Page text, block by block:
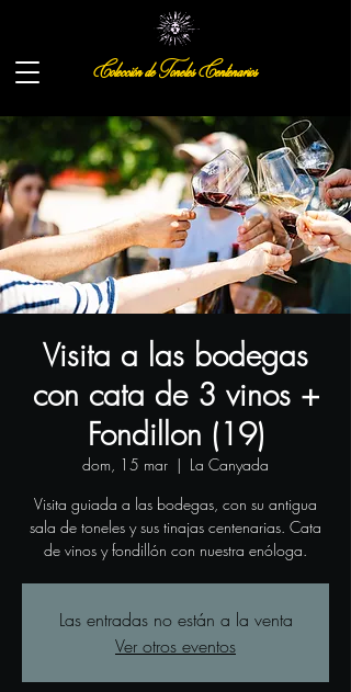
Colección de Toneles Centenarios
Visita a las bodegas
con cata de 3 vinos +
Fondillon (19)
dom, 15 mar
  |
La Canyada
Visita guiada a las bodegas, con su antigua
sala de toneles y sus tinajas centenarias. Cata
de vinos y fondillón con nuestra enóloga.
Las entradas no están a la venta
Ver otros eventos